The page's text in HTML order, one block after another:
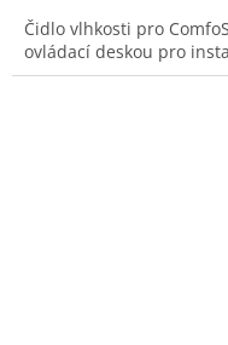
Čidlo vlhkosti pro
ovládací deskou pro